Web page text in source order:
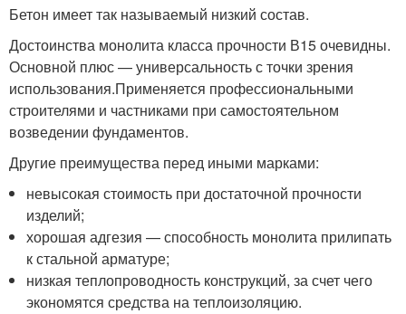
Бетон имеет так называемый низкий состав.
Достоинства монолита класса прочности В15 очевидны.
Основной плюс — универсальность с точки зрения
использования.Применяется профессиональными
строителями и частниками при самостоятельном
возведении фундаментов.
Другие преимущества перед иными марками:
невысокая стоимость при достаточной прочности
изделий;
хорошая адгезия — способность монолита прилипать
к стальной арматуре;
низкая теплопроводность конструкций, за счет чего
экономятся средства на теплоизоляцию.